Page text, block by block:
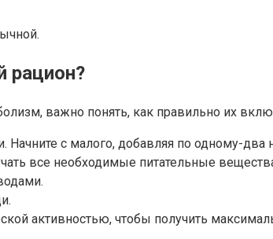
рацион?
важно понять, как правильно их
Начните с малого, добавляя по одному-
все необходимые питательные
активностью, чтобы получить